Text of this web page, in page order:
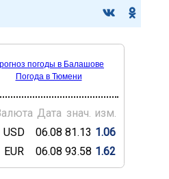
погоды в Балашове
Погода в Тюмени
Дата знач. изм.
USD 06.08 81.13 1.06
EUR 06.08 93.58 1.62